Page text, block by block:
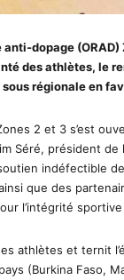
dopage (ORAD)
des athlètes, le
régionale en
2 et 3 s’est
Séré, président de
indéfectible
que des
l’intégrité
athlètes et ternit
(Burkina Faso,